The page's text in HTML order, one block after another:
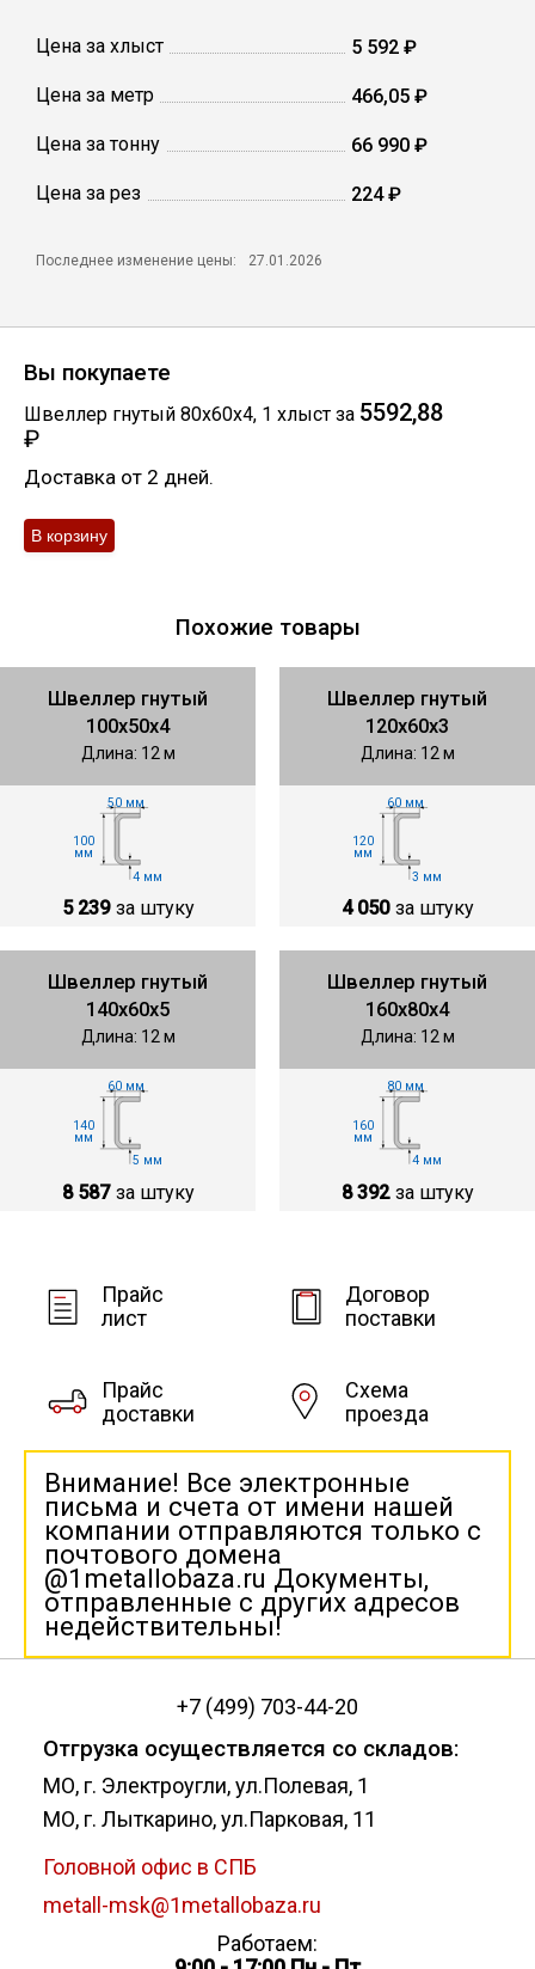
Проволока
Цена за хлыст 5 592 ₽
Цена за метр 466,05 ₽
Цена за тонну 66 990 ₽
Цена за рез 224 ₽
Последнее изменение цены: 27.01.2026
Вы покупаете
Швеллер гнутый 80х60х4, 1 хлыст за 5592,88
₽
Доставка от 2 дней.
Похожие товары
Швеллер гнутый
100х50х4
Длина: 12 м
50 мм
100
мм
4 мм
5 239 за штуку
Швеллер гнутый
120х60х3
Длина: 12 м
60 мм
120
мм
3 мм
4 050 за штуку
Швеллер гнутый
140х60х5
Длина: 12 м
60 мм
140
мм
5 мм
8 587 за штуку
Швеллер гнутый
160х80х4
Длина: 12 м
80 мм
160
мм
4 мм
8 392 за штуку
Прайс
лист
Договор
поставки
Прайс
доставки
Схема
проезда
Внимание! Все электронные
письма и счета от имени нашей
компании отправляются только с
почтового домена
@1metallobaza.ru Документы,
отправленные с других адресов
недействительны!
+7 (499) 703-44-20
Отгрузка осуществляется со складов:
МО, г. Электроугли, ул.Полевая, 1
МО, г. Лыткарино, ул.Парковая, 11
Головной офис в СПБ
metall-msk@1metallobaza.ru
Работаем: